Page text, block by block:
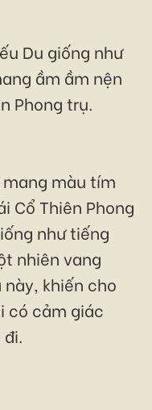
Du giống như
ầm ầm nện
Phong trụ.
màu tím
Cổ Thiên Phong
như tiếng
nhiên vang
khiến cho
có cảm giác